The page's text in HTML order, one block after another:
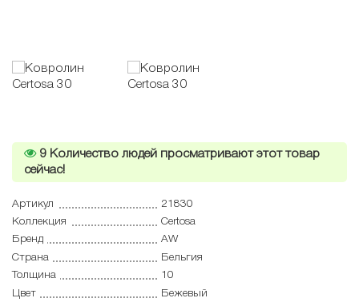
9 Количество людей просматривают этот товар
сейчас!
Артикул
21830
Коллекция
Certosa
Бренд
AW
Страна
Бельгия
Толщина
10
Цвет
Бежевый